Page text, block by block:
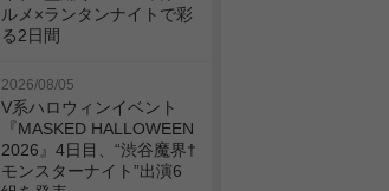
ルメ×ランタンナイトで彩
る2日間
2026/08/05
V系ハロウィンイベント
『MASKED HALLOWEEN
2026』4日目、“渋谷魔界†
モンスターナイト”出演6